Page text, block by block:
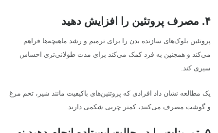
۴. مصرف پروتئین را افزایش دهید
پروتئین بلوک‌های سازنده بدن را برای ترمیم و رشد ماهیچه‌ها فراهم
می‌کند و همچنین به فرد کمک می‌کند برای مدت طولانی‌تری احساس
سیری کند.
یک مطالعه نشان داد افرادی که پروتئین‌های باکیفیت مانند شیر، تخم مرغ
و گوشت مصرف می‌کنند، کمتر چربی شکمی دارند.